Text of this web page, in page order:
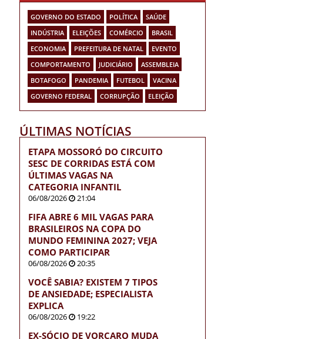
GOVERNO DO ESTADO POLÍTICA
SAÚDE
INDÚSTRIA
ELEIÇÕES COMÉRCIO
BRASIL
ECONOMIA
PREFEITURA DE NATAL
EVENTO
COMPORTAMENTO
JUDICIÁRIO
ASSEMBLEIA
BOTAFOGO
PANDEMIA FUTEBOL
VACINA
GOVERNO FEDERAL
CORRUPÇÃO ELEIÇÃO
ÚLTIMAS NOTÍCIAS
ETAPA MOSSORÓ DO CIRCUITO
SESC DE CORRIDAS ESTÁ COM
ÚLTIMAS VAGAS NA
CATEGORIA INFANTIL
06/08/2026 21:04
FIFA ABRE 6 MIL VAGAS PARA
BRASILEIROS NA COPA DO
MUNDO FEMININA 2027; VEJA
COMO PARTICIPAR
06/08/2026 20:35
VOCÊ SABIA? EXISTEM 7 TIPOS
DE ANSIEDADE; ESPECIALISTA
EXPLICA
06/08/2026 19:22
EX-SÓCIO DE VORCARO MUDA